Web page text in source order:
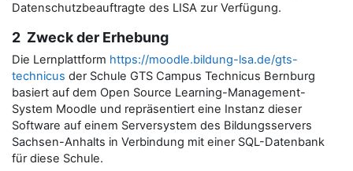
Datenschutzbeauftragte des LISA zur Verfügung.
2 Zweck der Erhebung
Die Lernplattform https://moodle.bildung-lsa.de/gts-
technicus der Schule GTS Campus Technicus Bernburg
basiert auf dem Open Source Learning-Management-
System Moodle und repräsentiert eine Instanz dieser
Software auf einem Serversystem des Bildungsservers
Sachsen-Anhalts in Verbindung mit einer SQL-Datenbank
für diese Schule.